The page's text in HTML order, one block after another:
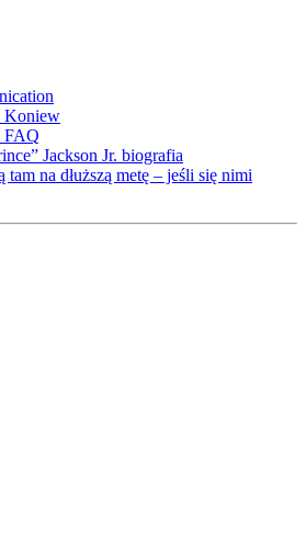
Koniew
FAQ
Jackson Jr. biografia
na dłuższą metę – jeśli się nimi